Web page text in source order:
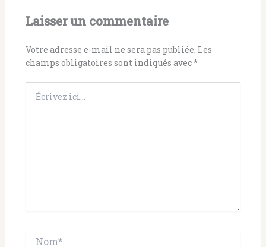
Laisser un commentaire
Votre adresse e-mail ne sera pas publiée. Les
champs obligatoires sont indiqués avec*
ici…